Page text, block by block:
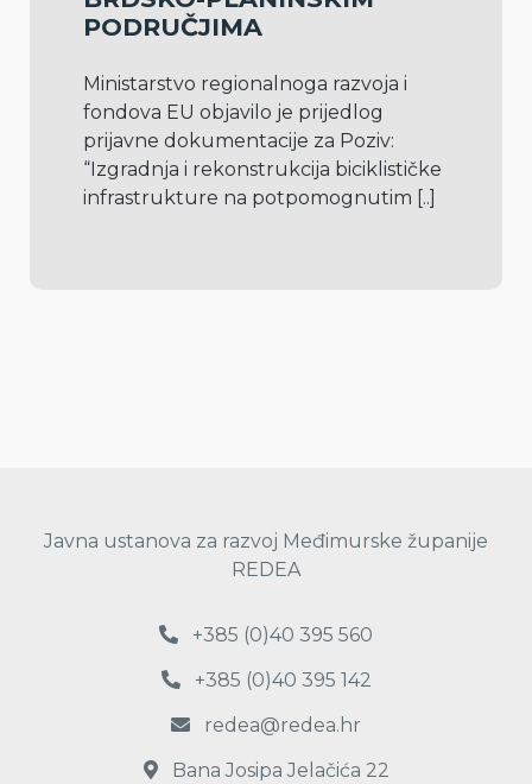
PODRUČJIMA
Ministarstvo regionalnoga razvoja i
fondova EU objavilo je prijedlog
prijavne dokumentacije za Poziv:
“Izgradnja i rekonstrukcija biciklističke
infrastrukture na potpomognutim [..]
Javna ustanova za razvoj Međimurske županije
REDEA
+385 (0)40 395 560
+385 (0)40 395 142
redea@redea.hr
Bana Josipa Jelačića 22